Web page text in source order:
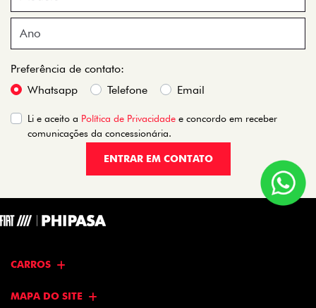
Preferência de contato:
Whatsapp
Telefone Email
Li e aceito a Política de Privacidade e concordo em receber
comunicações da concessionária.
ENTRAR EM CONTATO
CARROS
MAPA DO SITE